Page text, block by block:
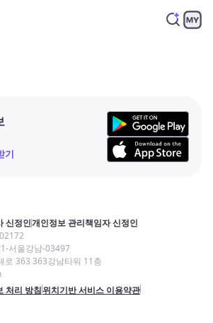
기
신정인개인정보 관리책임자 신정인
서울강남-03497
로 363 363강남타워 11층
처리 방침위치기반 서비스 이용약관